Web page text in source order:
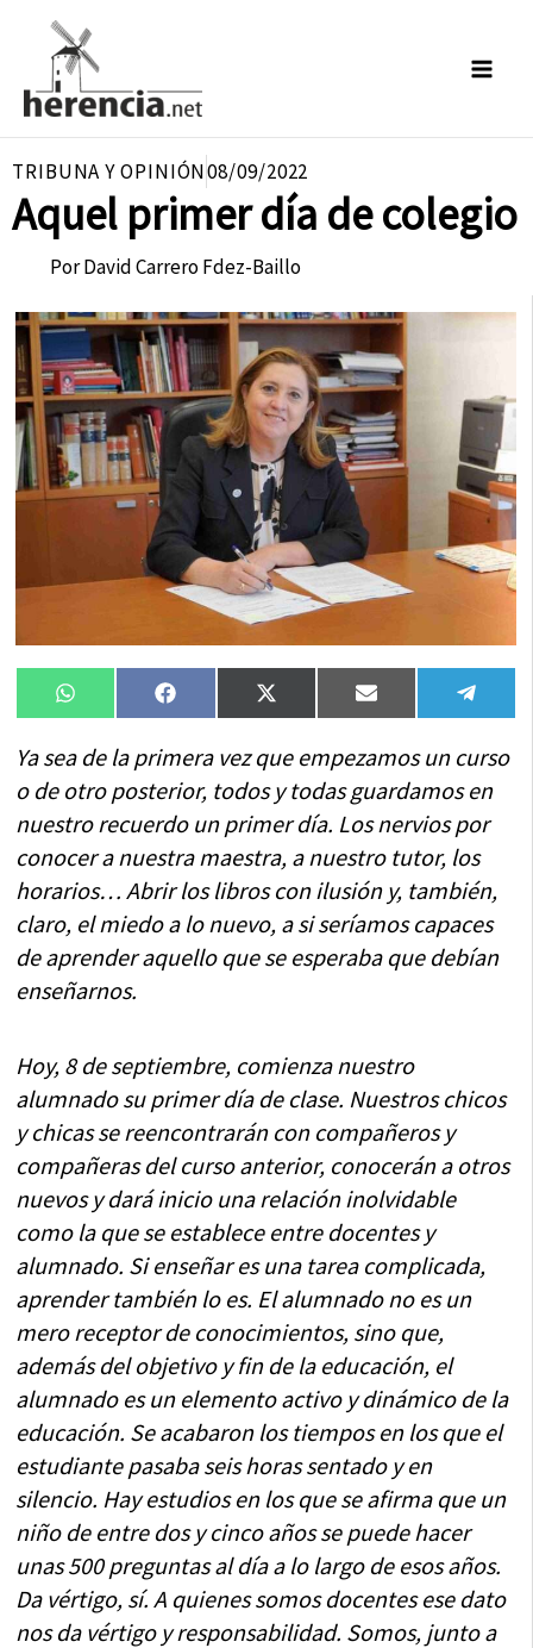
contenido
TRIBUNA Y OPINIÓN08/09/2022
Aquel primer día de colegio
PorDavid Carrero Fdez-Baillo
Compartir
en
WhatsAppCompartir
en
FacebookCompartir
en
X
(Twitter)
Compartir
en
Email
en
Ya sea de la primera vez que empezamos un curso
o de otro posterior, todos y todas guardamos en
nuestro recuerdo un primer día. Los nervios por
conocer a nuestra maestra, a nuestro tutor, los
horarios… Abrir los libros con ilusión y, también,
claro, el miedo a lo nuevo, a si seríamos capaces
de aprender aquello que se esperaba que debían
enseñarnos.
Hoy, 8 de septiembre, comienza nuestro
alumnado su primer día de clase. Nuestros chicos
y chicas se reencontrarán con compañeros y
compañeras del curso anterior, conocerán a otros
nuevos y dará inicio una relación inolvidable
como la que se establece entre docentes y
alumnado. Si enseñar es una tarea complicada,
aprender también lo es. El alumnado no es un
mero receptor de conocimientos, sino que,
además del objetivo y fin de la educación, el
alumnado es un elemento activo y dinámico de la
educación. Se acabaron los tiempos en los que el
estudiante pasaba seis horas sentado y en
silencio. Hay estudios en los que se afirma que un
niño de entre dos y cinco años se puede hacer
unas 500 preguntas al día a lo largo de esos años.
Da vértigo, sí. A quienes somos docentes ese dato
nos da vértigo y responsabilidad. Somos, junto a